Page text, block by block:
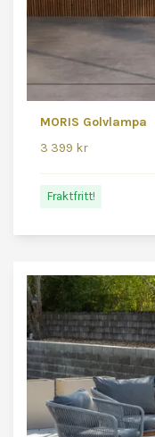
MORIS Golvlampa
3 399 kr
Fraktfritt!